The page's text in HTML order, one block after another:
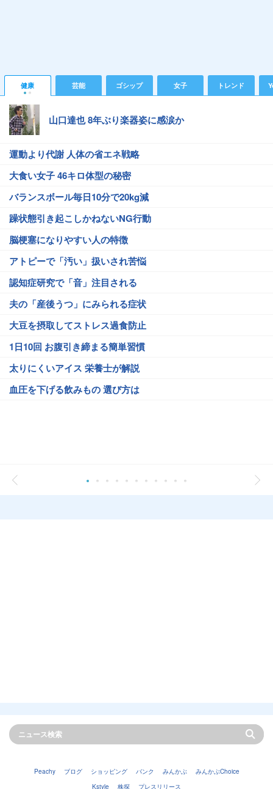
健康 芸能 ゴシップ 女子 トレンド
山口達也 8年ぶり楽器姿に感涙か
運動より代謝 人体の省エネ戦略
大食い女子 46キロ体型の秘密
バランスボール毎日10分で20kg減
躁状態引き起こしかねないNG行動
脳梗塞になりやすい人の特徴
アトピーで「汚い」扱いされ苦悩
認知症研究で「音」注目される
夫の「産後うつ」にみられる症状
大豆を摂取してストレス過食防止
1日10回 お腹引き締まる簡単習慣
太りにくいアイス 栄養士が解説
血圧を下げる飲みもの 選び方は
Peachy ブログ ショッピング バンク みんかぶ
みんかぶChoice
Kstyle
株探 プレスリリース